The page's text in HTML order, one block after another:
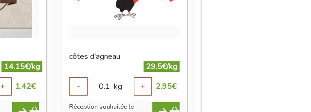
14.15€/kg
+ 1.42€
côtes d'agneau
29.5€/kg
-
0.1 kg + 2.95€
Réception souhaitée le